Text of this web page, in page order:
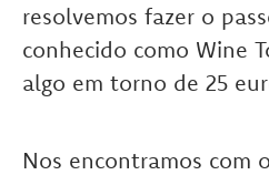
resolvemos fazer o
conhecido como Wine
algo em torno de 25
Nos encontramos com